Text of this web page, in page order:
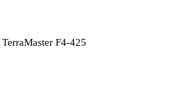
F4-425